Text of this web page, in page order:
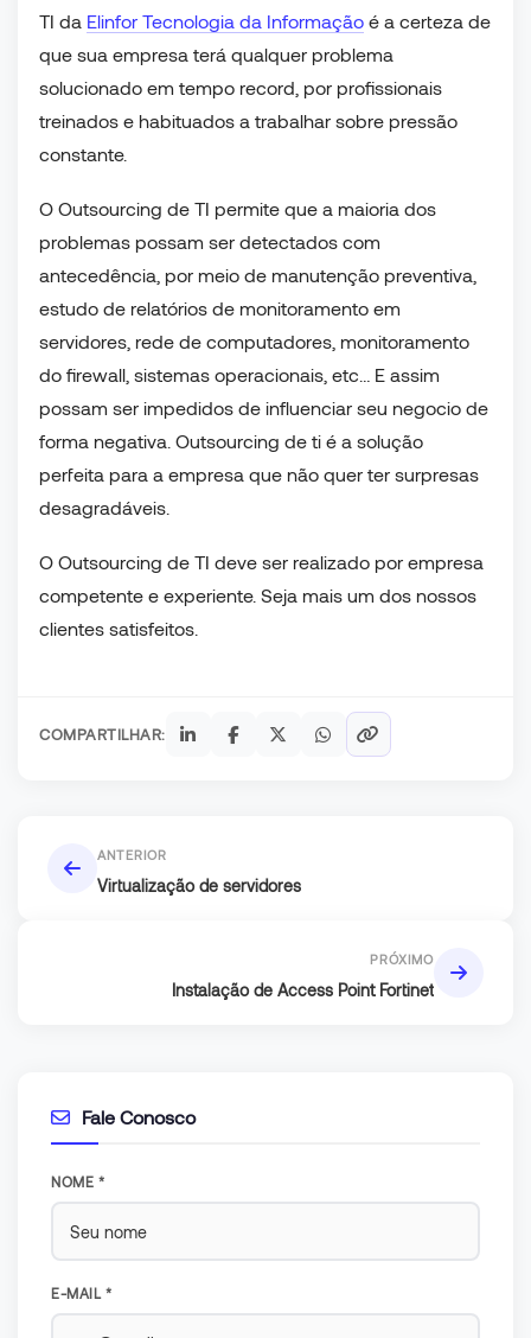
TI da Elinfor Tecnologia da Informação é a certeza de
que sua empresa terá qualquer problema
solucionado em tempo record, por profissionais
treinados e habituados a trabalhar sobre pressão
constante.
O Outsourcing de TI permite que a maioria dos
problemas possam ser detectados com
antecedência, por meio de manutenção preventiva,
estudo de relatórios de monitoramento em
servidores, rede de computadores, monitoramento
do firewall, sistemas operacionais, etc… E assim
possam ser impedidos de influenciar seu negocio de
forma negativa. Outsourcing de ti é a solução
perfeita para a empresa que não quer ter surpresas
desagradáveis.
O Outsourcing de TI deve ser realizado por empresa
competente e experiente. Seja mais um dos nossos
clientes satisfeitos.
COMPARTILHAR:
ANTERIOR
Virtualização de servidores
PRÓXIMO
Instalação de Access Point Fortinet
Fale Conosco
NOME *
E-MAIL *